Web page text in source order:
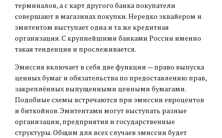
терминалов, а с карт другого банка покупатели
совершают в магазинах покупки. Нередко эквайером и
эмитентом выступает одна и та же кредитная
организация. С крупнейшими банками России именно
такая тенденция и прослеживается.
Эмиссия включает в себя две функции — право выпуска
ценных бумаг и обязательства по предоставлению прав,
закреплённых выпущенными ценными бумагами.
Подобные схемы встречаются при эмиссии евроцентов
и биткойнов. Эмитентами могут выступать разные
организации, предприятия и государственные
структуры. Общим для всех случаев эмиссии будет